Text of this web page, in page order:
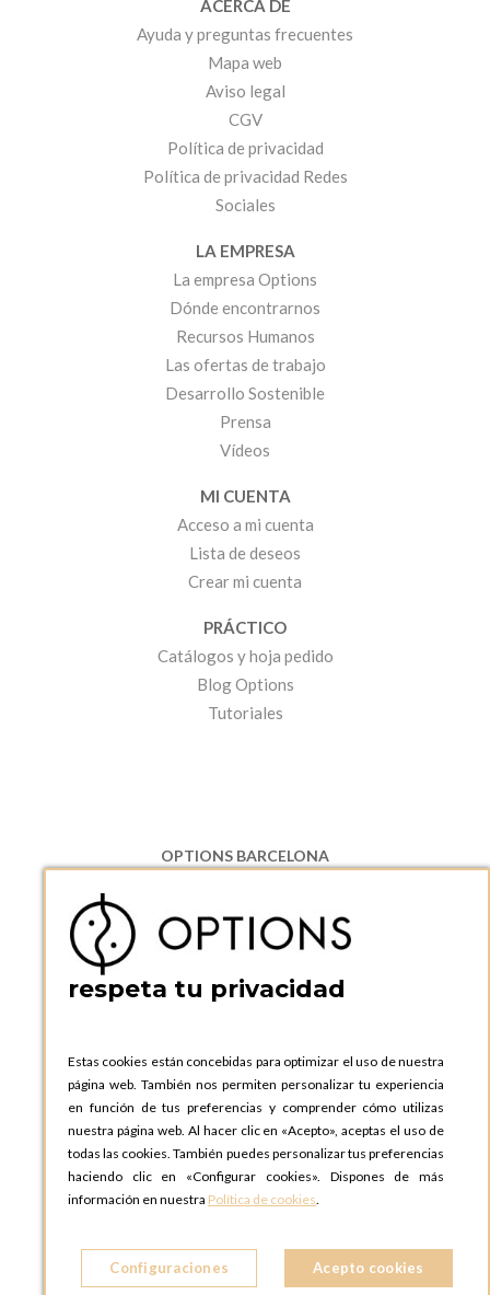
ACERCA DE
Ayuda y preguntas frecuentes
Mapa web
Aviso legal
CGV
Política de privacidad
Política de privacidad Redes
Sociales
LA EMPRESA
La empresa Options
Dónde encontrarnos
Recursos Humanos
Las ofertas de trabajo
Desarrollo Sostenible
Prensa
Vídeos
MI CUENTA
Acceso a mi cuenta
Lista de deseos
Crear mi cuenta
PRÁCTICO
Catálogos y hoja pedido
Blog Options
Tutoriales
OPTIONS BARCELONA
08130 Santa Perpetua de Moguda, Barcelona
ESPAñA
Teléfono:
+34 935 724 041
OPTIONS BARCELONA SHOWROOM
ESPAñA
Teléfono:+34 935 724 041
OPTIONS MADRID
C. Lucio Emilio Cándido, 6,
28803 Alcalá de Henares, Madrid
ESPAñA
OPTIONS MADRID SHOWROOM
respeta tu privacidad
Estas cookies están concebidas para optimizar el uso de nuestra
página web. También nos permiten personalizar tu experiencia
en función de tus preferencias y comprender cómo utilizas
nuestra página web. Al hacer clic en «Acepto», aceptas el uso de
todas las cookies. También puedes personalizar tus preferencias
haciendo clic en «Configurar cookies». Dispones de más
información en nuestra Política de cookies.
Configuraciones Acepto cookies